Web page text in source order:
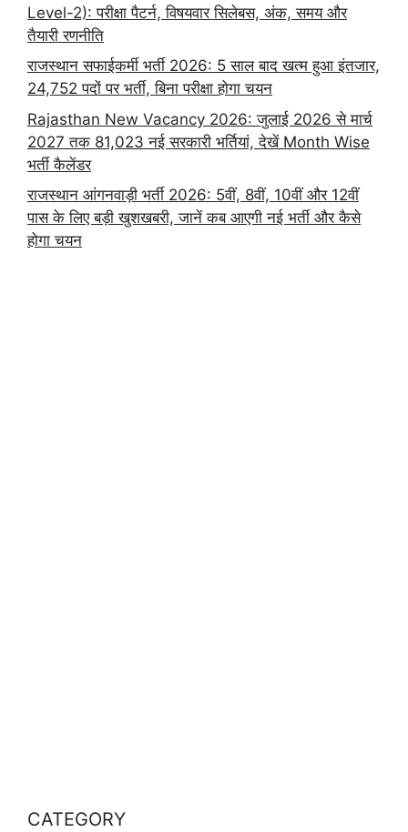
Level-2): परीक्षा पैटर्न, विषयवार सिलेबस, अंक, समय और
तैयारी रणनीति
राजस्थान सफाईकर्मी भर्ती 2026: 5 साल बाद खत्म हुआ इंतजार,
24,752 पदों पर भर्ती, बिना परीक्षा होगा चयन
Rajasthan New Vacancy 2026: जुलाई 2026 से मार्च
2027 तक 81,023 नई सरकारी भर्तियां, देखें Month Wise
भर्ती कैलेंडर
राजस्थान आंगनवाड़ी भर्ती 2026: 5वीं, 8वीं, 10वीं और 12वीं
पास के लिए बड़ी खुशखबरी, जानें कब आएगी नई भर्ती और कैसे
होगा चयन
CATEGORY